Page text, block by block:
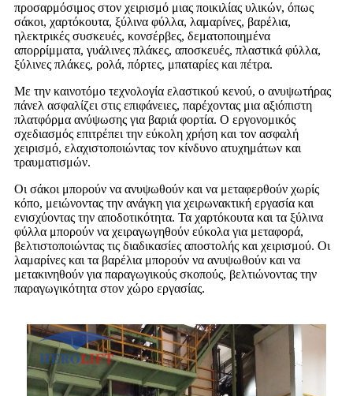
προσαρμόσιμος στον χειρισμό μιας ποικιλίας υλικών, όπως
σάκοι, χαρτόκουτα, ξύλινα φύλλα, λαμαρίνες, βαρέλια,
ηλεκτρικές συσκευές, κονσέρβες, δεματοποιημένα
απορρίμματα, γυάλινες πλάκες, αποσκευές, πλαστικά φύλλα,
ξύλινες πλάκες, ρολά, πόρτες, μπαταρίες και πέτρα.
Με την καινοτόμο τεχνολογία ελαστικού κενού, ο ανυψωτήρας
πάνελ ασφαλίζει στις επιφάνειες, παρέχοντας μια αξιόπιστη
πλατφόρμα ανύψωσης για βαριά φορτία. Ο εργονομικός
σχεδιασμός επιτρέπει την εύκολη χρήση και τον ασφαλή
χειρισμό, ελαχιστοποιώντας τον κίνδυνο ατυχημάτων και
τραυματισμών.
Οι σάκοι μπορούν να ανυψωθούν και να μεταφερθούν χωρίς
κόπο, μειώνοντας την ανάγκη για χειρωνακτική εργασία και
ενισχύοντας την αποδοτικότητα. Τα χαρτόκουτα και τα ξύλινα
φύλλα μπορούν να χειραγωγηθούν εύκολα για μεταφορά,
βελτιστοποιώντας τις διαδικασίες αποστολής και χειρισμού. Οι
λαμαρίνες και τα βαρέλια μπορούν να ανυψωθούν και να
μετακινηθούν για παραγωγικούς σκοπούς, βελτιώνοντας την
παραγωγικότητα στον χώρο εργασίας.